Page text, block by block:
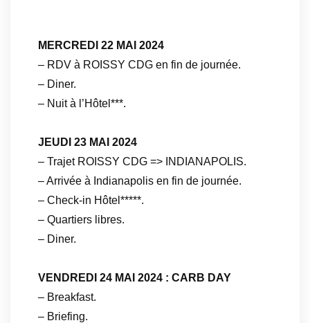
MERCREDI 22 MAI 2024
– RDV à ROISSY CDG en fin de journée.
– Diner.
– Nuit à l’Hôtel***.
JEUDI 23 MAI 2024
– Trajet ROISSY CDG => INDIANAPOLIS.
– Arrivée à Indianapolis en fin de journée.
– Check-in Hôtel*****.
– Quartiers libres.
– Diner.
VENDREDI 24 MAI 2024 : CARB DAY
– Breakfast.
– Briefing.